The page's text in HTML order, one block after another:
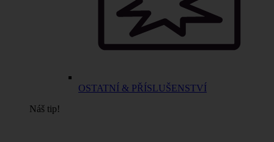
OSTATNÍ & PŘÍSLUŠENSTVÍ
Náš tip!